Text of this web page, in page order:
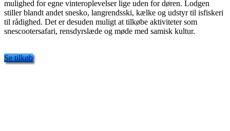
mulighed for egne vinteroplevelser lige uden for døren. Lodgen
stiller blandt andet snesko, langrendsski, kælke og udstyr til isfiskeri
til rådighed. Det er desuden muligt at tilkøbe aktiviteter som
snescootersafari, rensdyrslæde og møde med samisk kultur.
Se tilkøb